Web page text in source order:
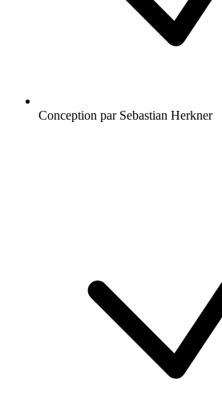
Conception par Sebastian Herkner